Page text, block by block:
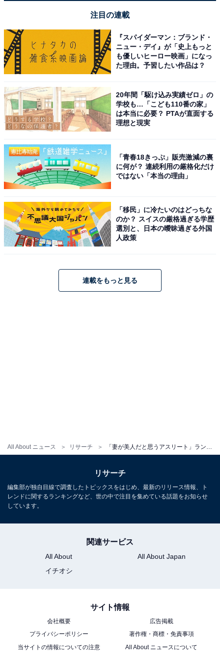
All About ニュース リサーチ 「妻が美人だと思うアスリート」ランキング！ 2位「田中将大」を抑えて1位に輝いたのは？
注目の連載
『スパイダーマン：ブランド・
ニュー・デイ』が「史上もっと
も優しいヒーロー映画」になっ
た理由。予習したい作品は？
20年間「駆け込み実績ゼロ」の
学校も…「こども110番の家」
は本当に必要？ PTAが直面する
理想と現実
「青春18きっぷ」販売激減の裏
に何が？ 連続利用の厳格化だけ
ではない「本当の理由」
「移民」に冷たいのはどっちな
のか？ スイスの厳格過ぎる学歴
選別と、日本の曖昧過ぎる外国
人政策
連載をもっと見る
リサーチ
編集部が独自目線で調査したトピックスをはじめ、最新のリリース情報、ト
レンドに関するランキングなど、世の中で注目を集めている話題をお知らせ
しています。
関連サービス
All About
All About Japan
イチオシ
サイト情報
会社概要
広告掲載
プライバシーポリシー
著作権・商標・免責事項
当サイトの情報についての注意
All About ニュースについて